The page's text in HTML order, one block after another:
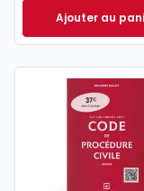
Ajouter auCode